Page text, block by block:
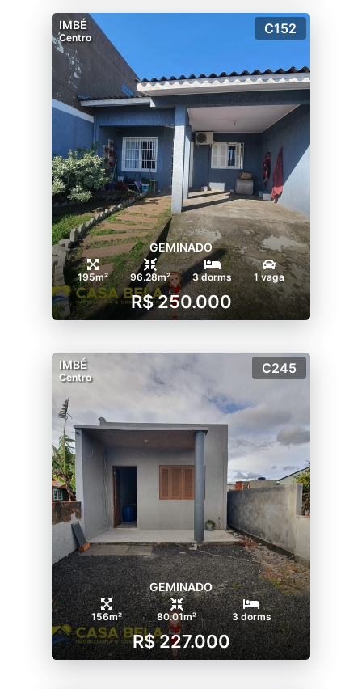
IMBÉ
Centro
C152
GEMINADO
195m² 96.28m² 3 dorms 1 vaga
R$ 250.000
IMBÉ
Centro
C245
GEMINADO
156m² 80.01m² 3 dorms
R$ 227.000